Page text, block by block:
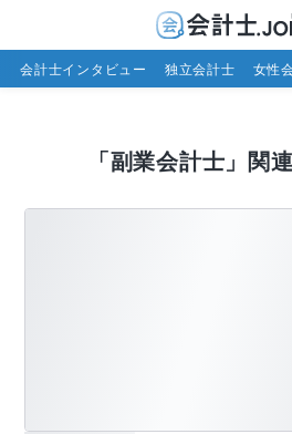
会計士インタビュー 独立会計士 女性
「副業会計士 」関